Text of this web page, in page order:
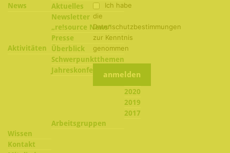
News
Aktuelles
Newsletter
„re!source News“
Presse
Aktivitäten
Überblick
Schwerpunktthemen
Jahreskonferenzen
2022
2020
2019
2017
Arbeitsgruppen
Wissen
Kontakt
Ich habe
die
Datenschutzbestimmungen
zur Kenntnis
genommen